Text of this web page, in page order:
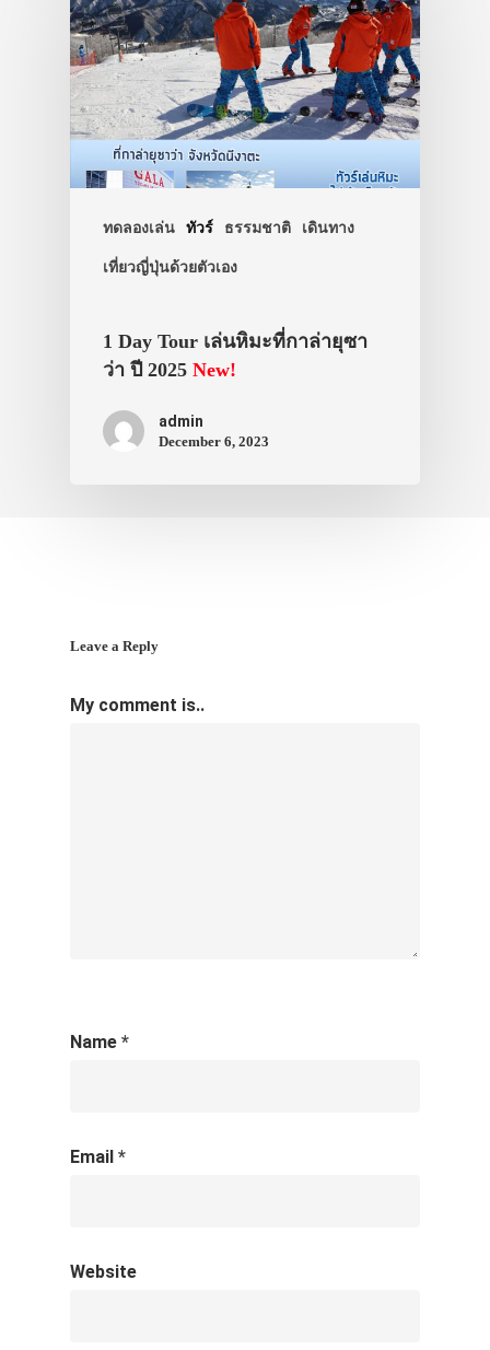
ทดลองเล่น ทัวร์ ธรรมชาติ เดินทาง
เที่ยวญี่ปุ่นด้วยตัวเอง
1 Day Tour เล่นหิมะที่กาล่ายุซา
ว่า ปี 2025 New!
admin
December 6, 2023
Leave a Reply
My comment is..
Name *
Email *
Website
ประเทศญี่ปุ่น
เที่ยวญี่ปุ่นด้ว
รถบัส
เดินทาง
ที่พัก